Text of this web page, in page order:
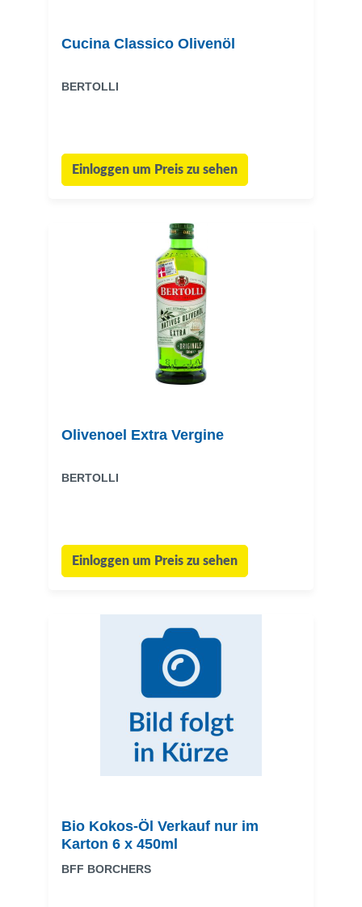
Cucina Classico Olivenöl
BERTOLLI
Einloggen um Preis zu sehen
Olivenoel Extra Vergine
BERTOLLI
Einloggen um Preis zu sehen
Bio Kokos-Öl Verkauf nur im
Karton 6 x 450ml
BFF BORCHERS